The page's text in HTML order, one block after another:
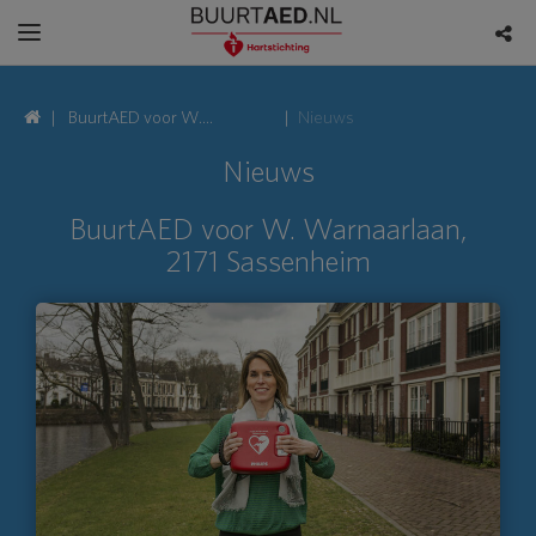
BuurtAED voor W.
Nieuws
Nieuws
BuurtAED voor W. Warnaarlaan,
2171 Sassenheim